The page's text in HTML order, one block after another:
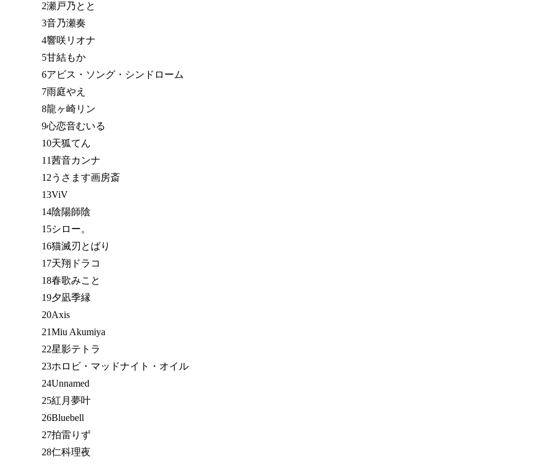
2瀬戸乃とと
3音乃瀬奏
4響咲リオナ
5甘結もか
6アビス・ソング・シンドローム
7雨庭やえ
8龍ヶ崎リン
9心恋音むいる
10天狐てん
11茜音カンナ
12うさます画房斎
13ViV
14陰陽師陰
15シロー。
16猫滅刃とばり
17天翔ドラコ
18春歌みこと
19夕凪季縁
20Axis
21Miu Akumiya
22星影テトラ
23ホロビ・マッドナイト・オイル
24Unnamed
25紅月夢叶
26Bluebell
27拍雷りず
28仁科理夜